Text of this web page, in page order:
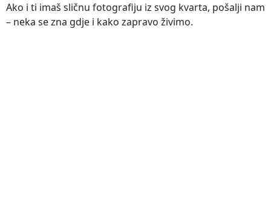
Ako i ti imaš sličnu fotografiju iz svog kvarta, pošalji nam
– neka se zna gdje i kako zapravo živimo.